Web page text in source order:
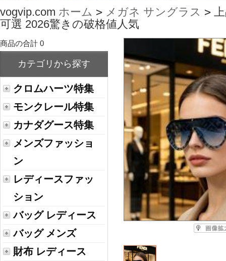
vogvip.com ホーム > メガネ サングラス >
可選 2026驚きの破格値人気
商品の合計 0
カテゴリから探す
クロムハーツ特集
モンクレール特集
カナダグース特集
メンズファッショ
ン
レディースファッ
ション
バッグ レディース
バッグ メンズ
財布 レディース